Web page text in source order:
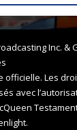
Inc. &
Les
avec